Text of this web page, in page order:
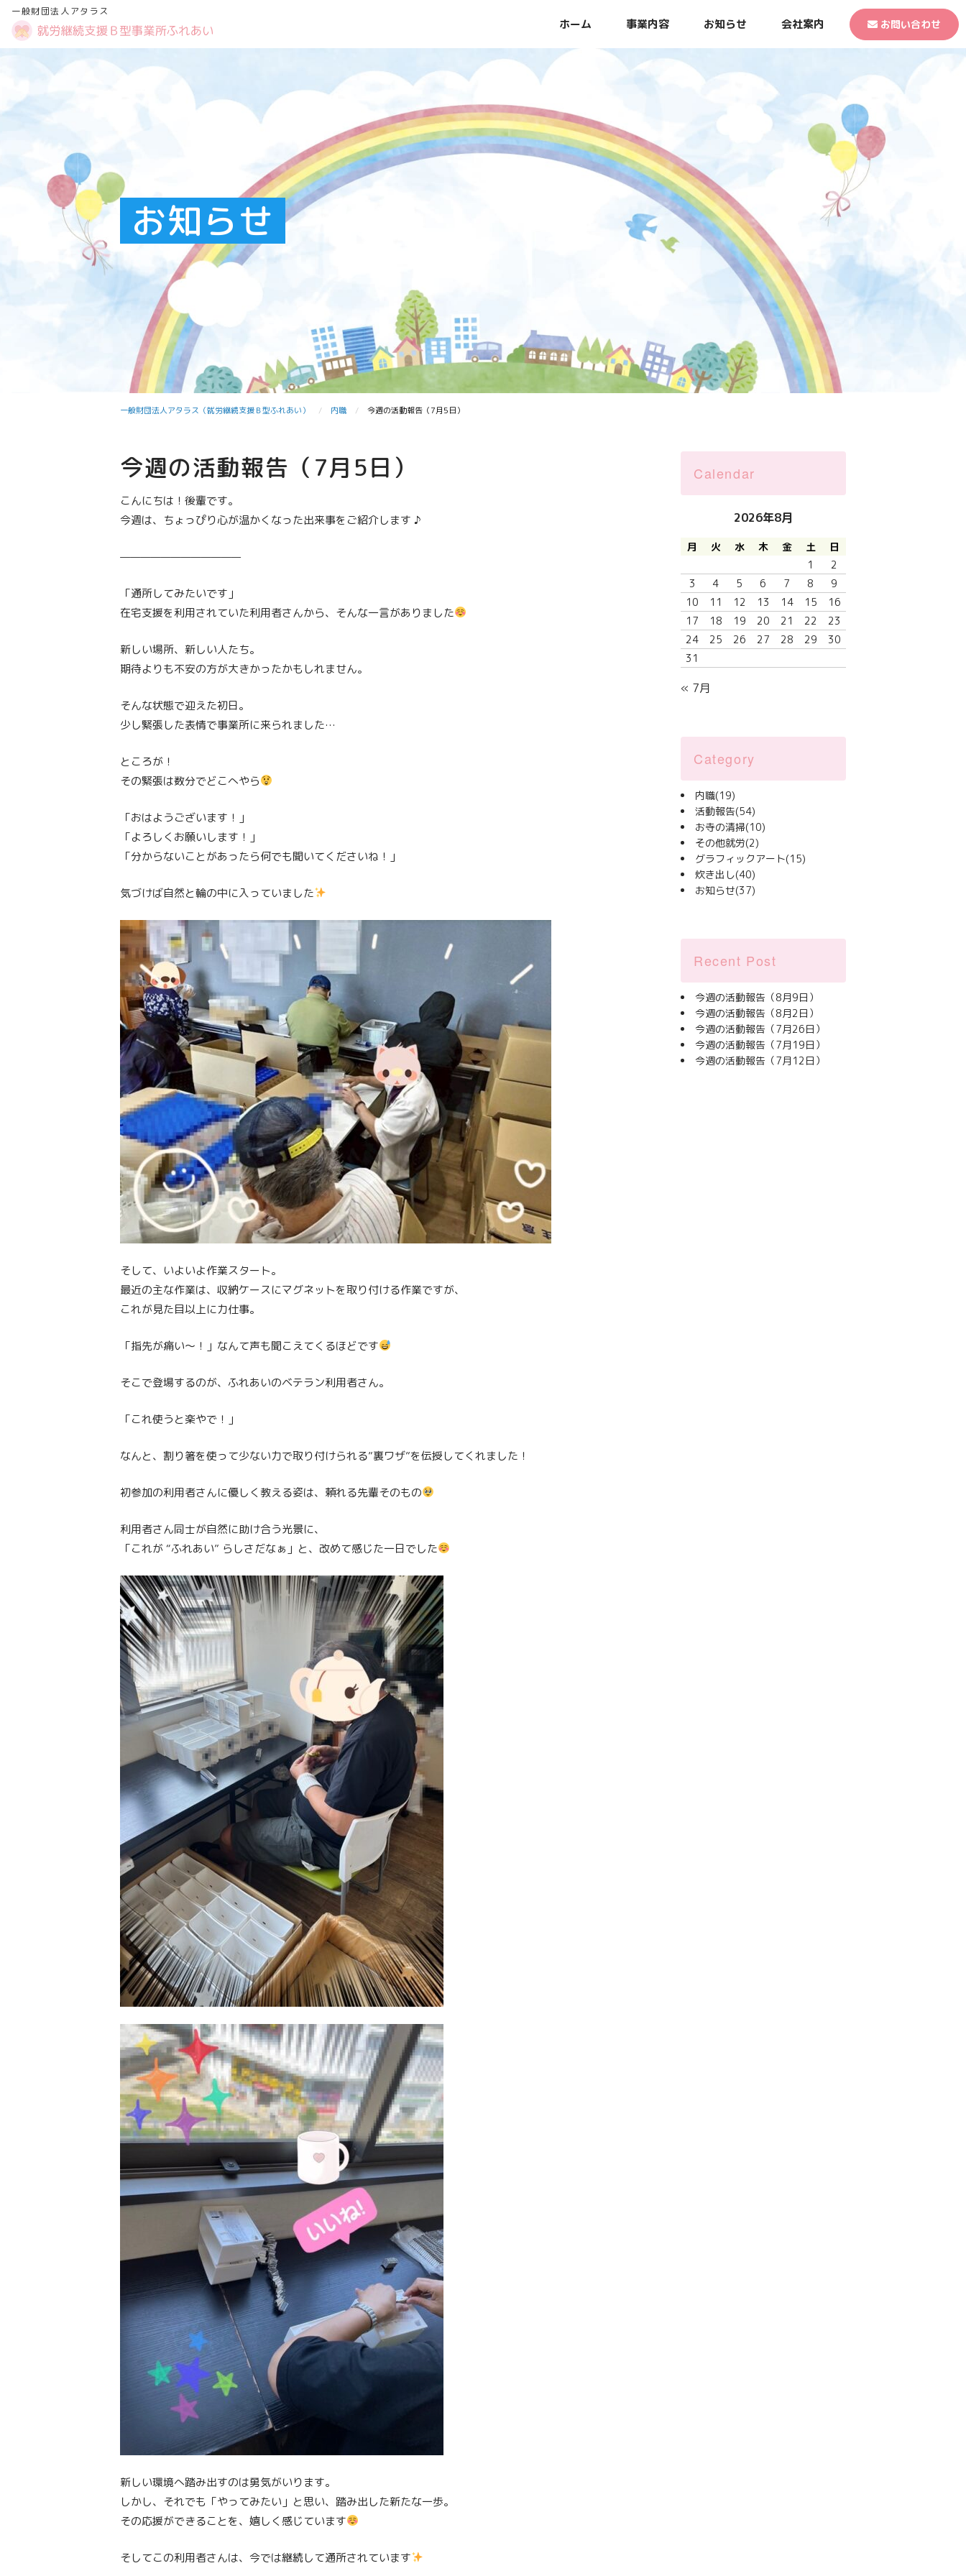
一般財団法人アタラス
ホーム 事業内容 お知らせ 会社案内 お問い合わせ
お知らせ
一般財団法人アタラス（就労継続支援Ｂ型ふれあい） 内職 今週の活動報告（7月5日）
今週の活動報告（7月5日）
こんにちは！後輩です。
今週は、ちょっぴり心が温かくなった出来事をご紹介します ♪
————————————
「通所してみたいです」
在宅支援を利用されていた利用者さんから、そんな一言がありました
新しい場所、新しい人たち。
期待よりも不安の方が大きかったかもしれません。
そんな状態で迎えた初日。
少し緊張した表情で事業所に来られました…
ところが！
その緊張は数分でどこへやら
「おはようございます！」
「よろしくお願いします！」
「分からないことがあったら何でも聞いてくださいね！」
気づけば自然と輪の中に入っていました
そして、いよいよ作業スタート。
最近の主な作業は、収納ケースにマグネットを取り付ける作業ですが、
これが見た目以上に力仕事。
「指先が痛い～！」なんて声も聞こえてくるほどです
そこで登場するのが、ふれあいのベテラン利用者さん。
「これ使うと楽やで！」
なんと、割り箸を使って少ない力で取り付けられる”裏ワザ”を伝授してくれました！
初参加の利用者さんに優しく教える姿は、頼れる先輩そのもの
利用者さん同士が自然に助け合う光景に、
「これが “ふれあい” らしさだなぁ」と、改めて感じた一日でした
新しい環境へ踏み出すのは勇気がいります。
しかし、それでも「やってみたい」と思い、踏み出した新たな一歩。
その応援ができることを、嬉しく感じています
そしてこの利用者さんは、今では継続して通所されています
Calendar
2026年8月
月 火 水 木 金 土
日
1
2
3
4 5 6 7 8
9
10
11 12 13 14 15
16
17
18 19 20 21 22
23
24
25 26 27 28 29
30
31
« 7月
Category
内職(19)
活動報告(54)
お寺の清掃(10)
その他就労(2)
グラフィックアート(15)
炊き出し(40)
お知らせ(37)
Recent Post
今週の活動報告（8月9日）
今週の活動報告（8月2日）
今週の活動報告（7月26日）
今週の活動報告（7月19日）
今週の活動報告（7月12日）